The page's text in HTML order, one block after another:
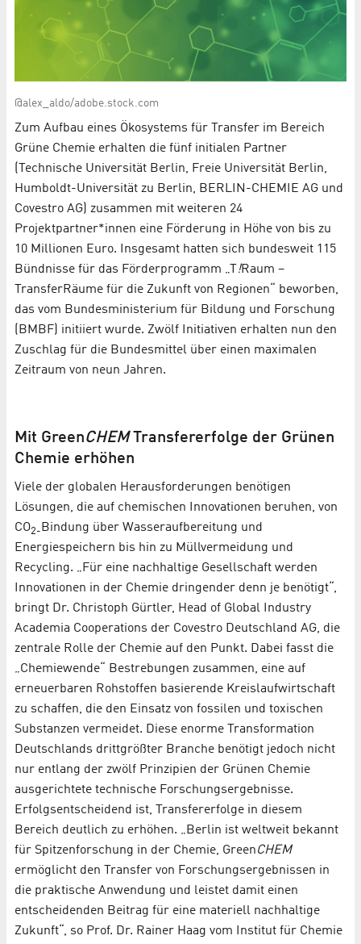
@alex_aldo/adobe.stock.com
Zum Aufbau eines Ökosystems für Transfer im Bereich
Grüne Chemie erhalten die fünf initialen Partner
(Technische Universität Berlin, Freie Universität Berlin,
Humboldt-Universität zu Berlin, BERLIN-CHEMIE AG und
Covestro AG) zusammen mit weiteren 24
Projektpartner*innen eine Förderung in Höhe von bis zu
10 Millionen Euro. Insgesamt hatten sich bundesweit 115
Bündnisse für das Förderprogramm „T !Raum –
TransferRäume für die Zukunft von Regionen“ beworben,
das vom Bundesministerium für Bildung und Forschung
(BMBF) initiiert wurde. Zwölf Initiativen erhalten nun den
Zuschlag für die Bundesmittel über einen maximalen
Zeitraum von neun Jahren.
Mit GreenCHEMTransfererfolge der Grünen
Chemie erhöhen
Viele der globalen Herausforderungen benötigen
Lösungen, die auf chemischen Innovationen beruhen, von
CO2- Bindung über Wasseraufbereitung und
Energiespeichern bis hin zu Müllvermeidung und
Recycling. „Für eine nachhaltige Gesellschaft werden
Innovationen in der Chemie dringender denn je benötigt“,
bringt Dr. Christoph Gürtler, Head of Global Industry
Academia Cooperations der Covestro Deutschland AG, die
zentrale Rolle der Chemie auf den Punkt. Dabei fasst die
„Chemiewende“ Bestrebungen zusammen, eine auf
erneuerbaren Rohstoffen basierende Kreislaufwirtschaft
zu schaffen, die den Einsatz von fossilen und toxischen
Substanzen vermeidet. Diese enorme Transformation
Deutschlands drittgrößter Branche benötigt jedoch nicht
nur entlang der zwölf Prinzipien der Grünen Chemie
ausgerichtete technische Forschungsergebnisse.
Erfolgsentscheidend ist, Transfererfolge in diesem
Bereich deutlich zu erhöhen. „Berlin ist weltweit bekannt
für Spitzenforschung in der Chemie, GreenCHEM
ermöglicht den Transfer von Forschungsergebnissen in
die praktische Anwendung und leistet damit einen
entscheidenden Beitrag für eine materiell nachhaltige
Zukunft“, so Prof. Dr. Rainer Haag vom Institut für Chemie